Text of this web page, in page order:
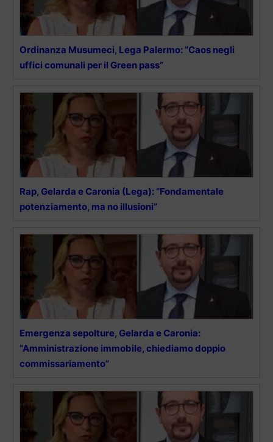
Ordinanza Musumeci, Lega Palermo: “Caos negli
uffici comunali per il Green pass”
Rap, Gelarda e Caronia (Lega): “Fondamentale
potenziamento, ma no illusioni”
Emergenza sepolture, Gelarda e Caronia:
“Amministrazione immobile, chiediamo doppio
commissariamento”